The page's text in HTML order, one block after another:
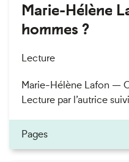
Marie-Hélène
hommes ?
Lecture
Marie-Hélène Lafon —
Lecture par l’autrice
Pages